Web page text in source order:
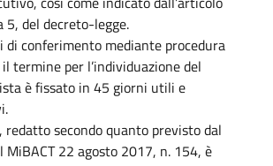
5, del decreto-legge.
di conferimento mediante procedura
termine per l’individuazione del
è fissato in 45 giorni utili e
redatto secondo quanto previsto dal
MiBACT 22 agosto 2017, n. 154, è